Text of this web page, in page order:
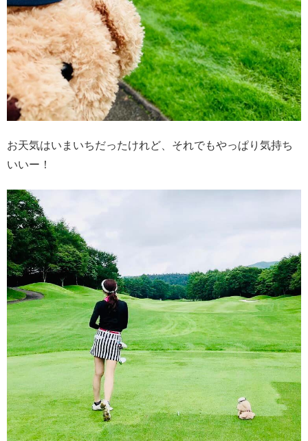
お天気はいまいちだったけれど、それでもやっぱり気持ち
いいー！